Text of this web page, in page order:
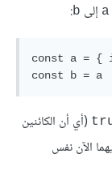
a إلى b
:
const a = {
(أي أن الكائنين
الآن نفس